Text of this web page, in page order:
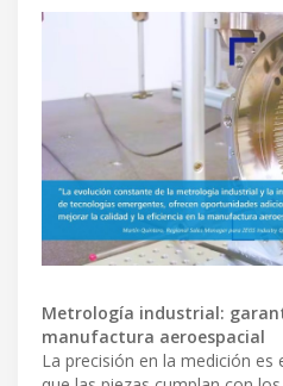
Metrología industrial:
manufactura aeroespacial
La precisión en la medición es